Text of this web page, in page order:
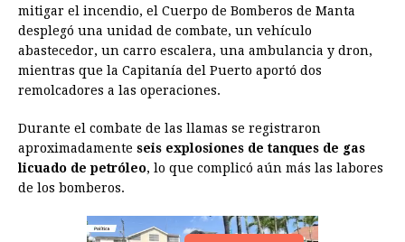
mitigar el incendio, el Cuerpo de Bomberos de Manta
desplegó una unidad de combate, un vehículo
abastecedor, un carro escalera, una ambulancia y dron,
mientras que la Capitanía del Puerto aportó dos
remolcadores a las operaciones.
Durante el combate de las llamas se registraron
aproximadamente seis explosiones de tanques de gas
licuado de petróleo, lo que complicó aún más las labores
de los bomberos.